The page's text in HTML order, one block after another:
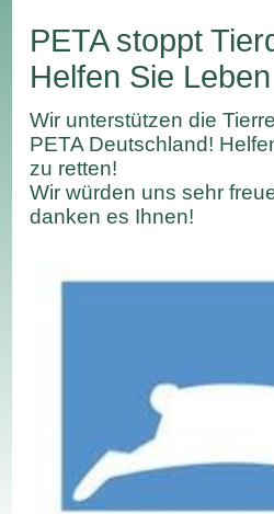
PETA stoppt
Helfen Sie
Wir unterstützen die
PETA Deutschland!
zu retten!
Wir würden uns sehr
danken es Ihnen!